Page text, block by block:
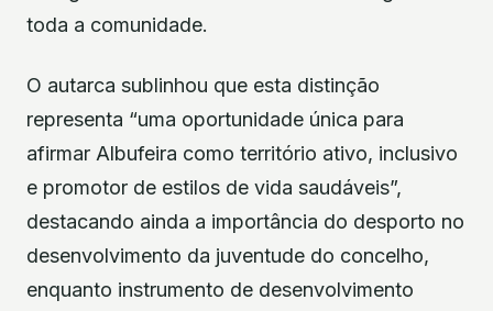
toda a comunidade.
O autarca sublinhou que esta distinção
representa “uma oportunidade única para
afirmar Albufeira como território ativo, inclusivo
e promotor de estilos de vida saudáveis”,
destacando ainda a importância do desporto no
desenvolvimento da juventude do concelho,
enquanto instrumento de desenvolvimento